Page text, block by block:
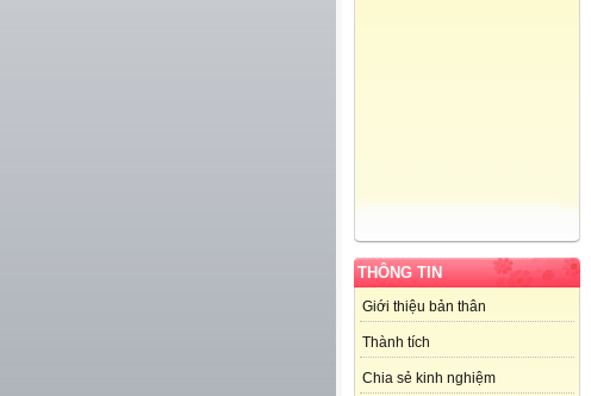
THÔNG TIN
Giới thiệu bản thân
Thành tích
Chia sẻ kinh nghiệm